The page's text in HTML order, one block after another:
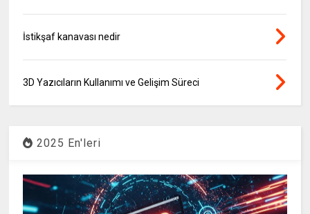
İstikşaf kanavası nedir
3D Yazıcıların Kullanımı ve Gelişim Süreci
2025 En'leri